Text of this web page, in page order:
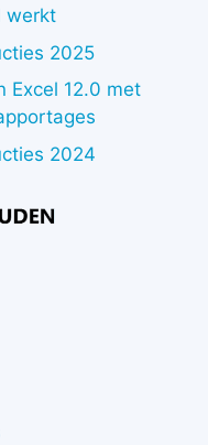
werkt
2025
Excel 12.0 met
2024